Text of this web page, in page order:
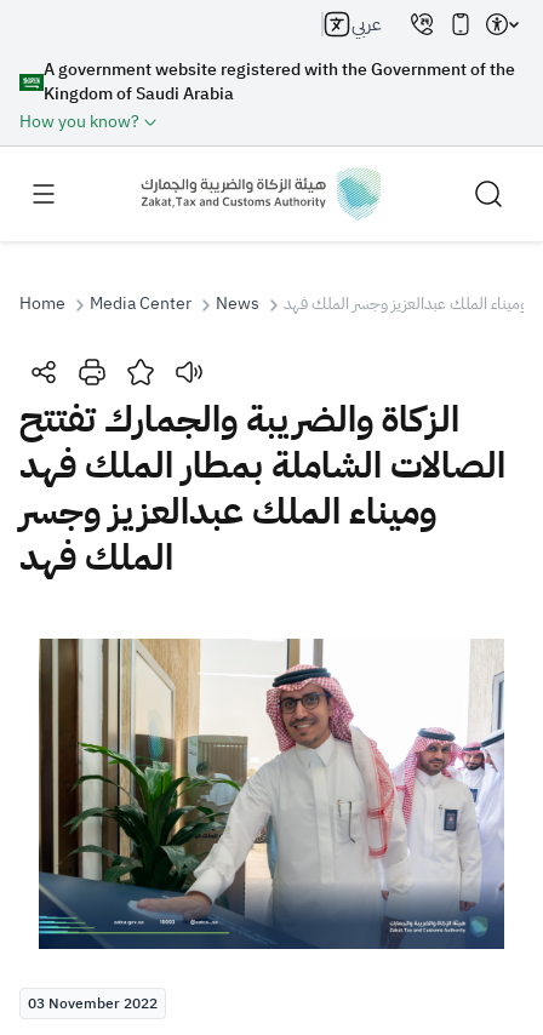
A government website registered with the Government of the
Kingdom of Saudi Arabia
How you know?
عربي
Search
Search Search AI
Suggestions
Real Estate Transactions
Home Media Center News وميناء الملك عبدالعزيز وجسر الملك فهد
الزكاة والضريبة والجمارك تفتتح
الصالات الشاملة بمطار الملك فهد
وميناء الملك عبدالعزيز وجسر
الملك فهد
03 November 2022